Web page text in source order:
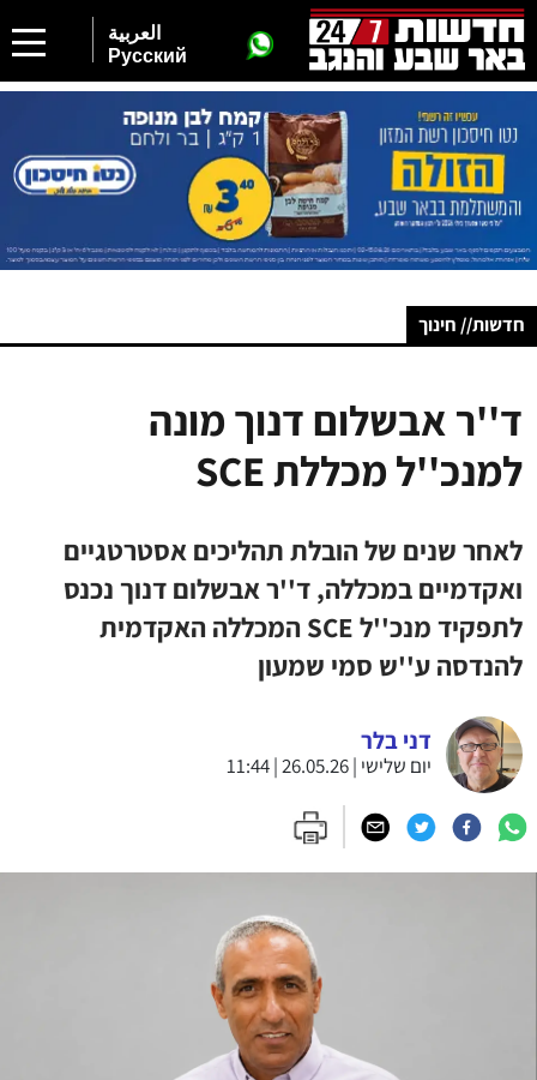
العربية
Русский
חדשות// חינוך
ד''ר אבשלום דנוך מונה
למנכ''ל מכללת SCE
לאחר שנים של הובלת תהליכים אסטרטגיים
ואקדמיים במכללה, ד''ר אבשלום דנוך נכנס
לתפקיד מנכ''ל SCE המכללה האקדמית
להנדסה ע''ש סמי שמעון
דני בלר
יום שלישי | 26.05.26 | 11:44